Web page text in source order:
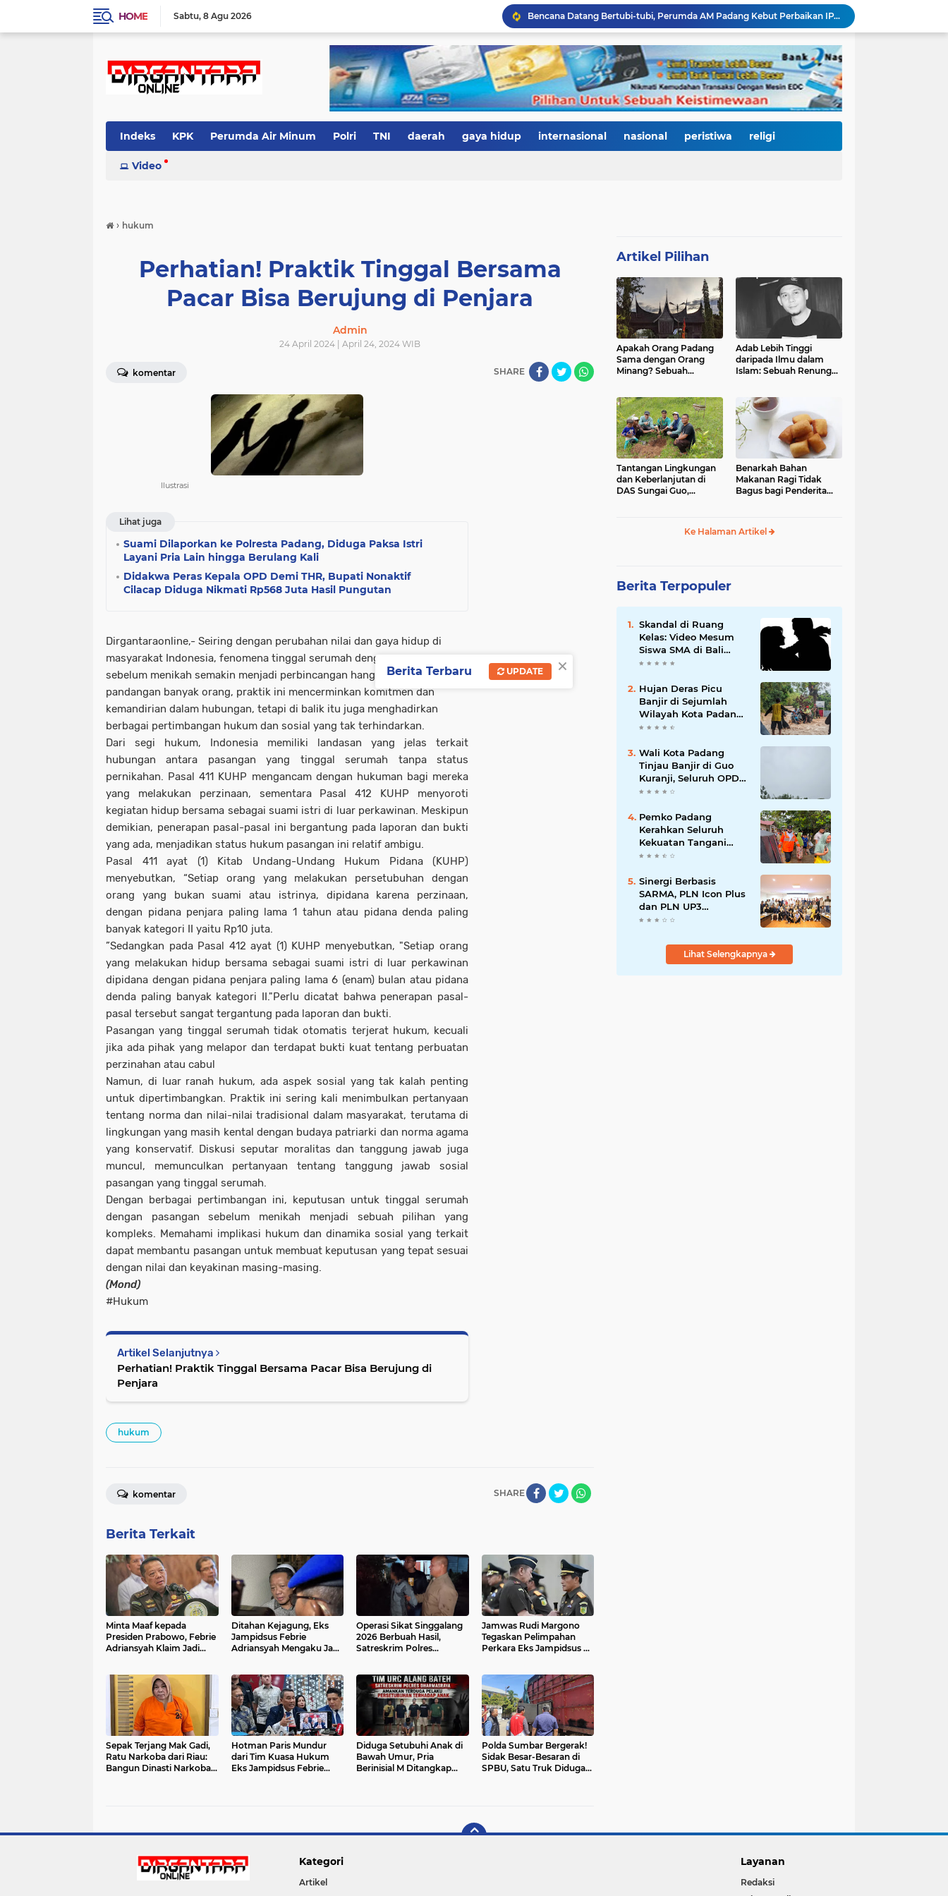
HOME Sabtu 8 Agu 2026
Bencana Datang Bertubi-tubi, Perumda AM Padang Kebut Perbaikan IPA Gunung Pangilun, Ditarget Tuntas Akhir Agustus
Mata Jeli HJK 357: Warga Padang Diajak Jadi Pengawas Kebersihan, Kemeriahan HJK Harus Tetap Rancak dan Bersih
Padang Gastronomy Market Hari Kedua: Surga Kuliner Tradisional di Kota Tua, UMKM Lokal Banjir Apresiasi
Gowes Siti Nurbaya Jadi Magnet Pesepeda Luar Daerah, HJK ke-357 Padang Makin Meriah
Tanam Pohon di Tepian Batang Arau, Padang dan Hildesheim Teguhkan Persahabatan Menuju Kota Global
Pasca Banjir, PUPR Padang Bergerak Cepat: Tanggul Lapau Munggu Diperbaiki, Sungkai dan SMPN 41 Dibersihkan
Dugaan Kekerasan PJU Polda Sumbar terhadap Sopir Disorot, Miko Kamal: Jangan Ada Kekebalan Hukum bagi Aparat
Indeks KPK Perumda Air Minum Polri TNI daerah gaya hidup internasional nasional peristiwa religi
Video
› hukum
Perhatian! Praktik Tinggal Bersama
Pacar Bisa Berujung di Penjara
Admin
24 April 2024 | April 24, 2024 WIB
komentar SHARE
Ilustrasi
Lihat juga
Suami Dilaporkan ke Polresta Padang, Diduga Paksa Istri
Layani Pria Lain hingga Berulang Kali
Didakwa Peras Kepala OPD Demi THR, Bupati Nonaktif
Cilacap Diduga Nikmati Rp568 Juta Hasil Pungutan
Dirgantaraonline,- Seiring dengan perubahan nilai dan gaya hidup di
masyarakat Indonesia, fenomena tinggal serumah dengan pasangan
sebelum menikah semakin menjadi perbincangan hangat. Dalam
pandangan banyak orang, praktik ini mencerminkan komitmen dan
kemandirian dalam hubungan, tetapi di balik itu juga menghadirkan
berbagai pertimbangan hukum dan sosial yang tak terhindarkan.
Dari segi hukum, Indonesia memiliki landasan yang jelas terkait
hubungan antara pasangan yang tinggal serumah tanpa status
pernikahan. Pasal 411 KUHP mengancam dengan hukuman bagi mereka
yang melakukan perzinaan, sementara Pasal 412 KUHP menyoroti
kegiatan hidup bersama sebagai suami istri di luar perkawinan. Meskipun
demikian, penerapan pasal-pasal ini bergantung pada laporan dan bukti
yang ada, menjadikan status hukum pasangan ini relatif ambigu.
Pasal 411 ayat (1) Kitab Undang-Undang Hukum Pidana (KUHP)
menyebutkan, “Setiap orang yang melakukan persetubuhan dengan
orang yang bukan suami atau istrinya, dipidana karena perzinaan,
dengan pidana penjara paling lama 1 tahun atau pidana denda paling
banyak kategori II yaitu Rp10 juta.
”Sedangkan pada Pasal 412 ayat (1) KUHP menyebutkan, "Setiap orang
yang melakukan hidup bersama sebagai suami istri di luar perkawinan
dipidana dengan pidana penjara paling lama 6 (enam) bulan atau pidana
denda paling banyak kategori II."Perlu dicatat bahwa penerapan pasal-
pasal tersebut sangat tergantung pada laporan dan bukti.
Pasangan yang tinggal serumah tidak otomatis terjerat hukum, kecuali
jika ada pihak yang melapor dan terdapat bukti kuat tentang perbuatan
perzinahan atau cabul
Namun, di luar ranah hukum, ada aspek sosial yang tak kalah penting
untuk dipertimbangkan. Praktik ini sering kali menimbulkan pertanyaan
tentang norma dan nilai-nilai tradisional dalam masyarakat, terutama di
lingkungan yang masih kental dengan budaya patriarki dan norma agama
yang konservatif. Diskusi seputar moralitas dan tanggung jawab juga
muncul, memunculkan pertanyaan tentang tanggung jawab sosial
pasangan yang tinggal serumah.
Dengan berbagai pertimbangan ini, keputusan untuk tinggal serumah
dengan pasangan sebelum menikah menjadi sebuah pilihan yang
kompleks. Memahami implikasi hukum dan dinamika sosial yang terkait
dapat membantu pasangan untuk membuat keputusan yang tepat sesuai
dengan nilai dan keyakinan masing-masing.
(Mond)
#Hukum
Artikel Selanjutnya
Perhatian! Praktik Tinggal Bersama Pacar Bisa Berujung di
Penjara
hukum
SHARE
komentar
Berita Terkait
Minta Maaf kepada
Presiden Prabowo, Febrie
Adriansyah Klaim Jadi
Pengadilan
Ditahan Kejagung, Eks
Jampidsus Febrie
Adriansyah Mengaku Jadi
Proses Hukum"
Operasi Sikat Singgalang
2026 Berbuah Hasil,
Satreskrim Polres
dan Amankan Sembilan
Pelaku
Jamwas Rudi Margono
Tegaskan Pelimpahan
Perkara Eks Jampidsus ke
dari Preseden Kasus
Asabri
Sepak Terjang Mak Gadi,
Ratu Narkoba dari Riau:
Bangun Dinasti Narkoba,
Hotman Paris Mundur
dari Tim Kuasa Hukum
Eks Jampidsus Febrie
Diduga Setubuhi Anak di
Bawah Umur, Pria
Berinisial M Ditangkap
Polda Sumbar Bergerak!
Sidak Besar-Besaran di
SPBU, Satu Truk Diduga
Artikel Pilihan
Apakah Orang Padang
Sama dengan Orang
Minang? Sebuah
Adab Lebih Tinggi
daripada Ilmu dalam
Islam: Sebuah Renungan
Tantangan Lingkungan
dan Keberlanjutan di
DAS Sungai Guo,
Benarkah Bahan
Makanan Ragi Tidak
Bagus bagi Penderita
Ke Halaman Artikel
Berita Terpopuler
Skandal di Ruang
Kelas: Video Mesum
Siswa SMA di Bali
Viral, Hukuman dan
Mengikuti
Hujan Deras Picu
Banjir di Sejumlah
Wilayah Kota Padang,
Warga Dievakuasi dan
Banjir Susulan
Wali Kota Padang
Tinjau Banjir di Guo
Kuranji, Seluruh OPD
Disiagakan dan
Dipercepat
Pemko Padang
Kerahkan Seluruh
Kekuatan Tangani
Dampak Banjir, Fadly
Percepatan Proyek
Pengendalian
Bencana
Sinergi Berbasis
SARMA, PLN Icon Plus
dan PLN UP3
Tanjungpinang
Strategis
Lihat Selengkapnya
Kategori
Artikel
Layanan
Redaksi
×
Berita Terbaru UPDATE